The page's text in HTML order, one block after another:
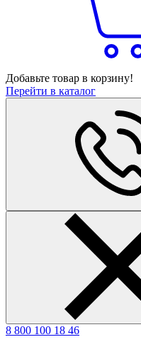
Добавьте товар в корзину!
Перейти в каталог
8 800 100 18 46